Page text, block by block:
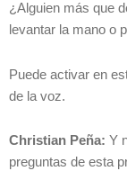
¿Alguien más que
levantar la mano o
Puede activar en
de la voz.
Christian Peña: Y
preguntas de esta